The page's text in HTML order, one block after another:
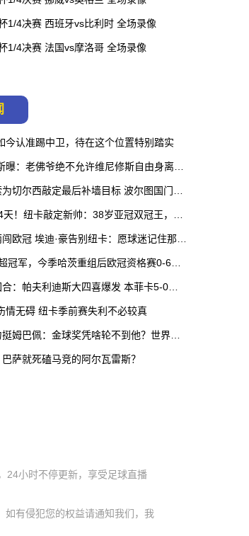
1/4决赛 西班牙vs比利时 全场录像
1/4决赛 法国vs摩洛哥 全场录像
今认准踢中卫，待在这个位置特别踏实
曝：老佛爷绝不允许维尼修斯自由身离
切尔西敲定最后补墙目标 波尔图国门科
！纽卡敲定新帅：38岁亚冠双冠王，红
欧冠 埃迪·豪告别纽卡：愿球迷记住那段
冠军，今季哈茨重组后欧冠资格赛0-6遭
：帕夫利迪斯大四喜爆发 本菲卡5-0横
情无碍 纽卡季前赛失利不必较真
姆巴佩：金球奖凭啥轮不到他？世界杯
萨就死磕马竞的阿尔瓦雷斯？
24小时不停更新，享受足球直播
如有侵犯您的权益请通知我们，我